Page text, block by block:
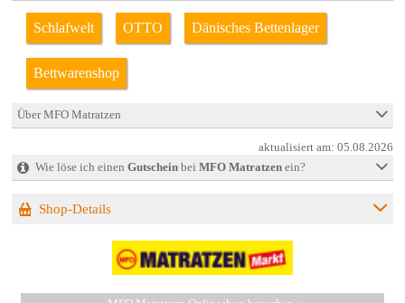
Schlafwelt OTTO Dänisches Bettenlager
Bettwarenshop
Über MFO Matratzen
aktualisiert am:05.08.2026
Wie löse ich einen Gutscheinbei MFO Matratzenein?
Shop-Details